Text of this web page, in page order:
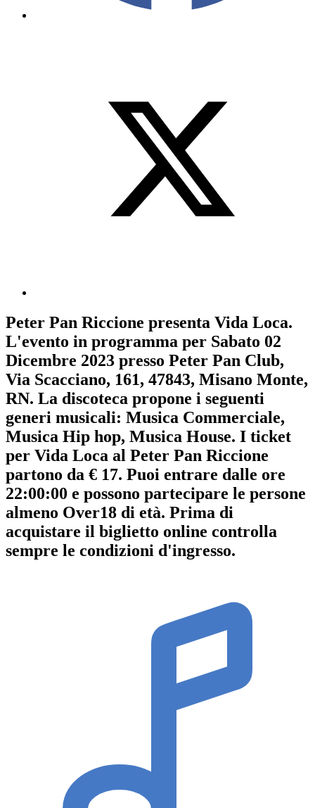
Peter Pan Riccione presenta Vida Loca.
L'evento in programma per Sabato 02
Dicembre 2023 presso Peter Pan Club,
Via Scacciano, 161, 47843, Misano Monte,
RN. La discoteca propone i seguenti
generi musicali: Musica Commerciale,
Musica Hip hop, Musica House. I ticket
per Vida Loca al Peter Pan Riccione
partono da € 17. Puoi entrare dalle ore
22:00:00 e possono partecipare le persone
almeno Over18 di età. Prima di
acquistare il biglietto online controlla
sempre le condizioni d'ingresso.